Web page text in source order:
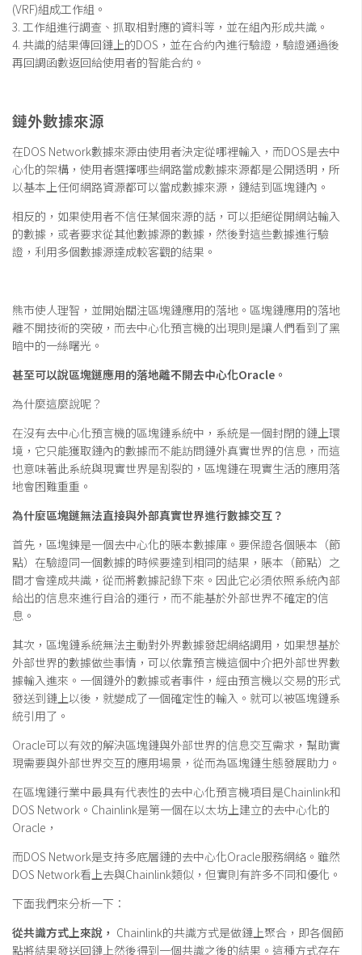
(VRF)組成工作組。
3. 工作組進行調查、抓取相對應的資料等，並在組內形成共識。
4. 共識的結果傳回鏈上的DOS，並在合約內進行驗證，驗證通過後
再回調函數返回給使用者的智能合約。
鏈外數據來源
在DOS Network數據來源由使用者決定從哪裡輸入，而DOS是去中
心化的架構，使用者選擇哪些網路當成數據來源都是公開透明，所
以基本上任何網路資源都可以當成數據來源，鏈結到區塊鏈內。
相反的，如果使用者不信任某個來源的話，可以拒絕從開網站輸入
的數據，或者要求從其他數據源的數據，然後對這些數據進行驗
證，利用多個數據源達成較客觀的結果。
熊市使人理智，並開始關注區塊鏈應用的落地。區塊鏈應用的落地
離不開技術的突破，而去中心化預言機的出現則是讓人們看到了黑
暗中的一絲曙光。
甚至可以說區塊鏈應用的落地離不開去中心化Oracle 。
為什麼這麼說呢？
在沒有去中心化預言機的區塊鏈系統中，系統是一個封閉的鏈上環
境，它只能獲取鏈內的數據而不能訪問鏈外真實世界的信息，而這
也意味著此系統與現實世界是割裂的，區塊鏈在現實生活的應用落
地會困難重重。
為什麼區塊鏈無法直接與外部真實世界進行數據交互？
首先，區塊鍊是一個去中心化的賬本數據庫。要保證各個賬本（節
點）在驗證同一個數據的時候要達到相同的結果，賬本（節點）之
間才會達成共識，從而將數據記錄下來。因此它必須依照系統內部
給出的信息來進行自洽的運行，而不能基於外部世界不確定的信
息。
其次，區塊鏈系統無法主動對外界數據發起網絡調用，如果想基於
外部世界的數據做些事情，可以依靠預言機這個中介把外部世界數
據輸入進來。一個鏈外的數據或者事件，經由預言機以交易的形式
發送到鏈上以後，就變成了一個確定性的輸入。就可以被區塊鏈系
統引用了。
Oracle可以有效的解決區塊鏈與外部世界的信息交互需求，幫助實
現需要與外部世界交互的應用場景，從而為區塊鏈生態發展助力。
在區塊鏈行業中最具有代表性的去中心化預言機項目是Chainlink和
DOS Network。Chainlink是第一個在以太坊上建立的去中心化的
Oracle，
而DOS Network是支持多底層鏈的去中心化Oracle服務網絡。雖然
DOS Network看上去與Chainlink類似，但實則有許多不同和優化。
下面我們來分析一下：
從共識方式上來說， Chainlink的共識方式是做鏈上聚合，即各個節
點將結果發送回鏈上然後得到一個共識之後的結果。這種方式存在